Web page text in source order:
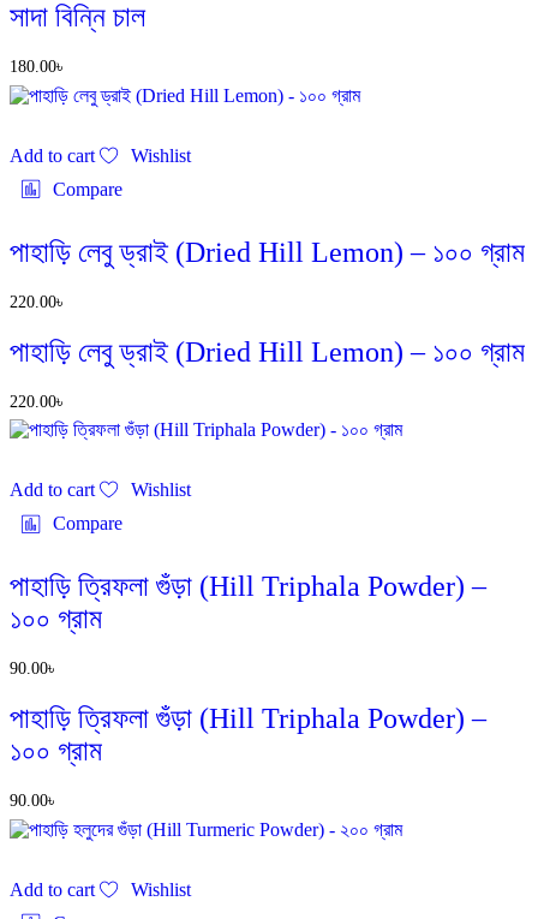
সাদা বিন্নি চাল
180.00৳
Add to cart
Wishlist
Compare
পাহাড়ি লেবু ড্রাই (Dried Hill Lemon) – ১০০ গ্রাম
220.00৳
পাহাড়ি লেবু ড্রাই (Dried Hill Lemon) – ১০০ গ্রাম
220.00৳
Add to cart
Wishlist
Compare
পাহাড়ি ত্রিফলা গুঁড়া (Hill Triphala Powder) –
১০০ গ্রাম
90.00৳
পাহাড়ি ত্রিফলা গুঁড়া (Hill Triphala Powder) –
১০০ গ্রাম
90.00৳
Add to cart
Wishlist